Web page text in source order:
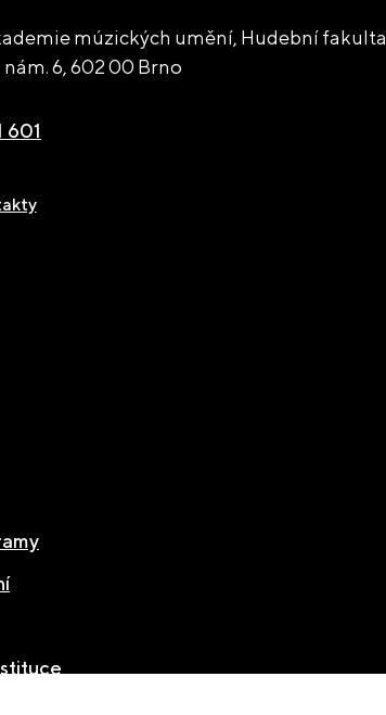
múzických umění, Hudební fakulta
6,602 00 Brno
601